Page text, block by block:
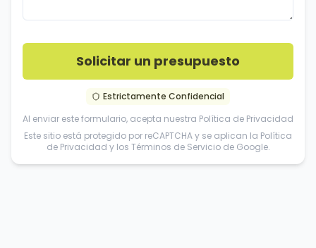
Solicitar un presupuesto
Estrictamente Confidencial
Al enviar este formulario, acepta nuestra Política de Privacidad
Este sitio está protegido por reCAPTCHA y se aplican la Política
de Privacidad y los Términos de Servicio de Google.